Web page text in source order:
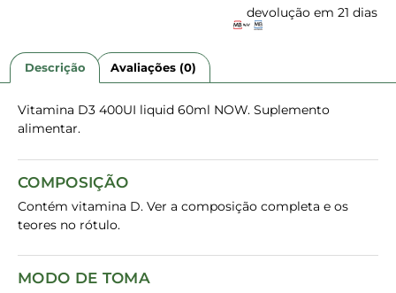
devolução em 21 dias
Descrição Avaliações (0)
Vitamina D3 400UI liquid 60ml NOW. Suplemento
alimentar.
COMPOSIÇÃO
Contém vitamina D. Ver a composição completa e os
teores no rótulo.
MODO DE TOMA